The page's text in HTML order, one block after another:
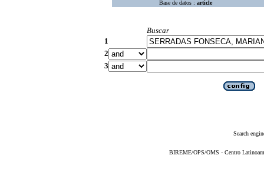
Base de datos : article
Buscar
1
2
3
Search
BIREME/OPS/OMS - Centro